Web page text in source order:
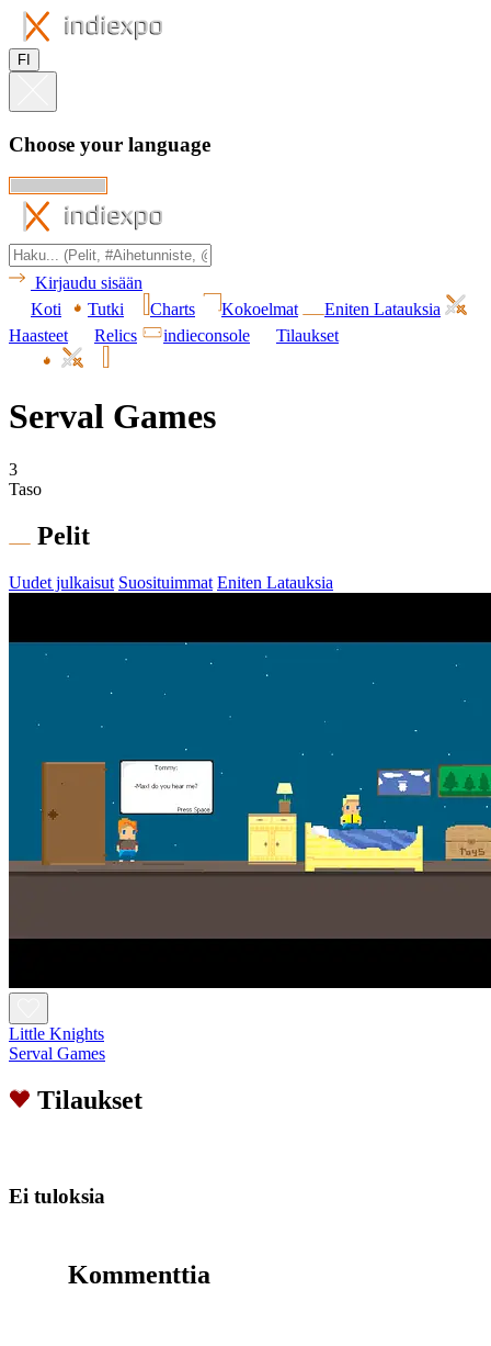
FI
Choose your language
Kirjaudu sisään
Koti
Tutki Charts Kokoelmat
Eniten Latauksia
Haasteet
Relics indieconsole Tilaukset
Serval Games
3
Taso
Pelit
Uudet julkaisut Suosituimmat Eniten Latauksia
Little Knights
Serval Games
Tilaukset
Ei tuloksia
Kommenttia